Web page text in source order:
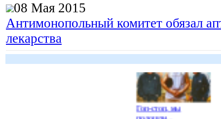
08 Мая 2015
Антимонопольный комитет обязал
лекарства
Гоп-стоп, мы
подошли...